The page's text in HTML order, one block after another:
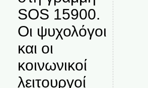
SOS 15900.
Οι ψυχολόγοι
και οι
κοινωνικοί
λειτουργοί